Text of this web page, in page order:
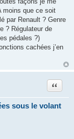
moins que ce soit
par Renault ? Genre
? Régulateur de
pédales ?)
cachées j’en
sous le volant
Citation